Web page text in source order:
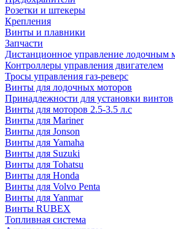
Розетки и штекеры
Крепления
Винты и плавники
Запчасти
Дистанционное управление лодочным
Контроллеры управления двигателем
Тросы управления газ-реверс
Винты для лодочных моторов
Принадлежности для установки винтов
Винты для моторов 2.5-3.5 л.с
Винты для Mariner
Винты для Jonson
Винты для Yamaha
Винты для Suzuki
Винты для Tohatsu
Винты для Honda
Винты для Volvo Penta
Винты для Yanmar
Винты RUBEX
Топливная система